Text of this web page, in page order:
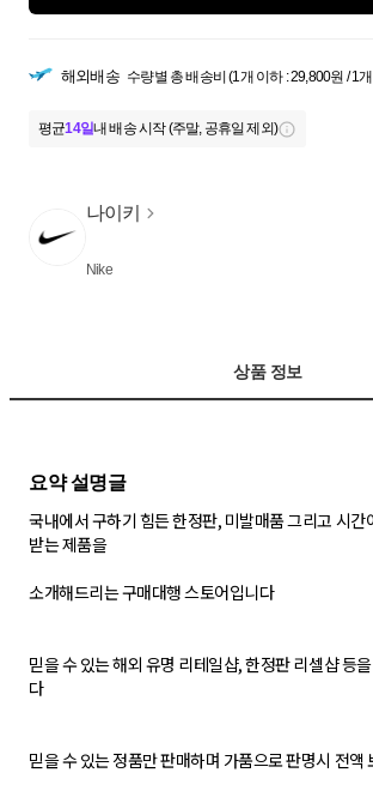
해외배송 수량별 총 배송비 (1개 이하 : 29,800원 / 1
평균14일내 배송 시작 (주말, 공휴일 제외)
나이키
Nike
상품 정보
요약 설명글
국내에서 구하기 힘든 한정판, 미발매품 그리고 시간
받는 제품을
소개해드리는 구매대행 스토어입니다
믿을 수 있는 해외 유명 리테일샵, 한정판 리셀샵 등
다
믿을 수 있는 정품만 판매하며 가품으로 판명시 전액